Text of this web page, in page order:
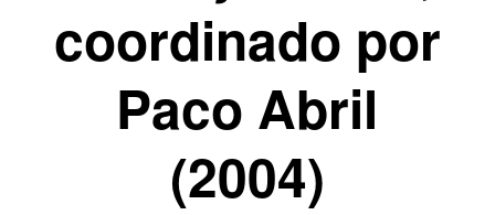
coordinado por
Paco Abril
(2004)